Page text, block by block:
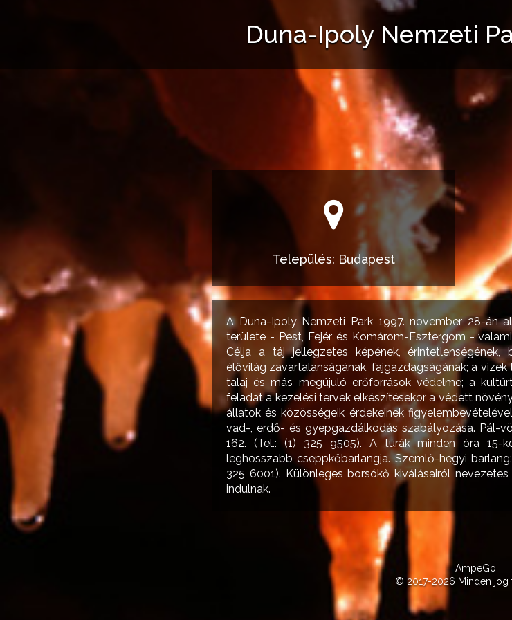
Duna-Ipoly Nemzeti
Település: Budapest
A Duna-Ipoly Nemzeti Park 1997. november 28-án
területe - Pest, Fejér és Komárom-Esztergom -
Célja a táj jellegzetes képének, érintetlenségének,
élővilág zavartalanságának, fajgazdagságának; a
talaj és más megújuló erőforrások védelme; a
feladat a kezelési tervek elkészítésekor a védett
állatok és közösségeik érdekeinek
vad-, erdő- és gyepgazdálkodás szabályozása. Pál-
162. (Tel.: (1) 325 9505). A túrák minden óra 15-
leghosszabb cseppkőbarlangja. Szemlő-hegyi
325 6001). Különleges borsókő kiválásairól
indulnak.
AmpeGo
© 2017-2026 Minden jog